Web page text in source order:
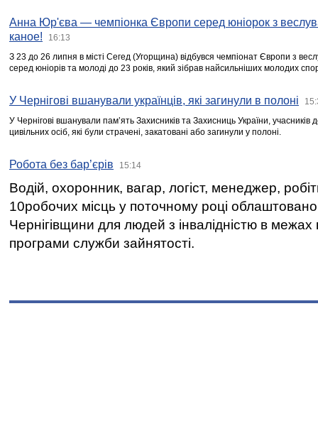
Анна Юр'єва — чемпіонка Європи серед юніорок з
каное!
16:13
З 23 до 26 липня в місті Сегед (Угорщина) відбувся чемпіонат Європи з
серед юніорів та молоді до 23 років, який зібрав найсильніших молодих
У Чернігові вшанували українців, які загинули в полоні
У Чернігові вшанували пам’ять Захисників та Захисниць України,
цивільних осіб, які були страчені, закатовані або загинули у полоні.
Робота без бар’єрів 15:14
Водій, охоронник, вагар, логіст, менеджер,
10робочих місць у поточному році
Чернігівщини для людей з інвалідністю в межах
програми служби зайнятості.